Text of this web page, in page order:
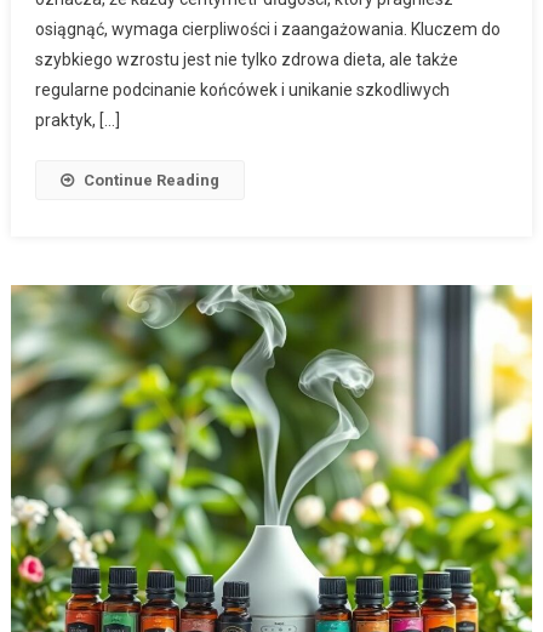
osiągnąć, wymaga cierpliwości i zaangażowania. Kluczem do
szybkiego wzrostu jest nie tylko zdrowa dieta, ale także
regularne podcinanie końcówek i unikanie szkodliwych
praktyk, […]
Continue Reading